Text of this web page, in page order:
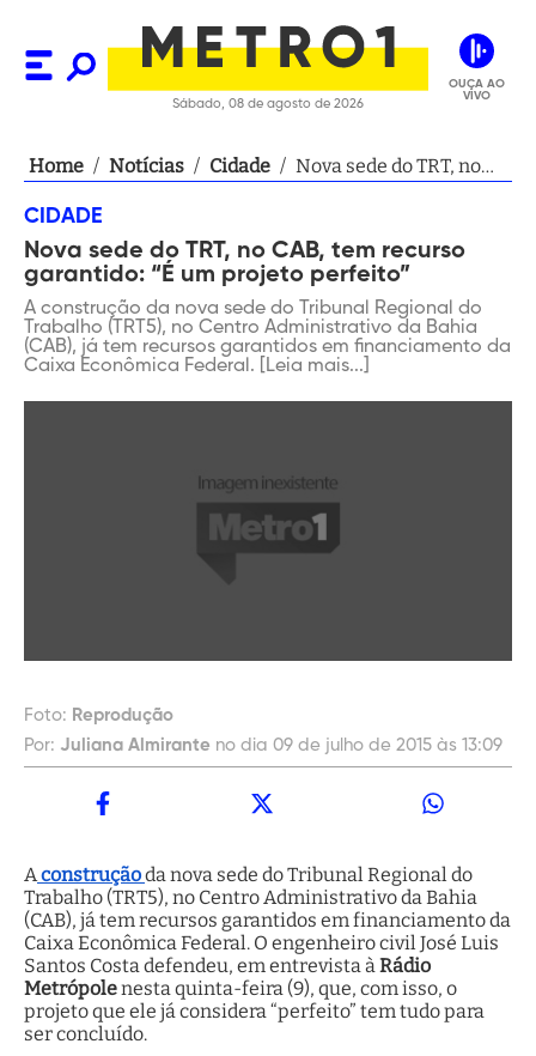
Sábado, 08 de agosto de 2026
OUÇA AO
VIVO
Home / Notícias / Cidade / Nova sede do TRT, no
projeto perfeito”
CIDADE
Nova sede do TRT, no CAB, tem recurso
garantido: “É um projeto perfeito”
A construção da nova sede do Tribunal Regional do
Trabalho (TRT5), no Centro Administrativo da Bahia
(CAB), já tem recursos garantidos em financiamento da
Caixa Econômica Federal. [Leia mais...]
Foto: Reprodução
Por: Juliana Almirante no dia 09 de julho de 2015 às 13:09
Aconstruçãoda nova sede do Tribunal Regional do
Trabalho (TRT5), no Centro Administrativo da Bahia
(CAB), já tem recursos garantidos em financiamento da
Caixa Econômica Federal. O engenheiro civil José Luis
Santos Costa defendeu, em entrevista àRádio
Metrópolenesta quinta-feira (9), que, com isso, o
projeto que ele já considera “perfeito” tem tudo para
ser concluído.